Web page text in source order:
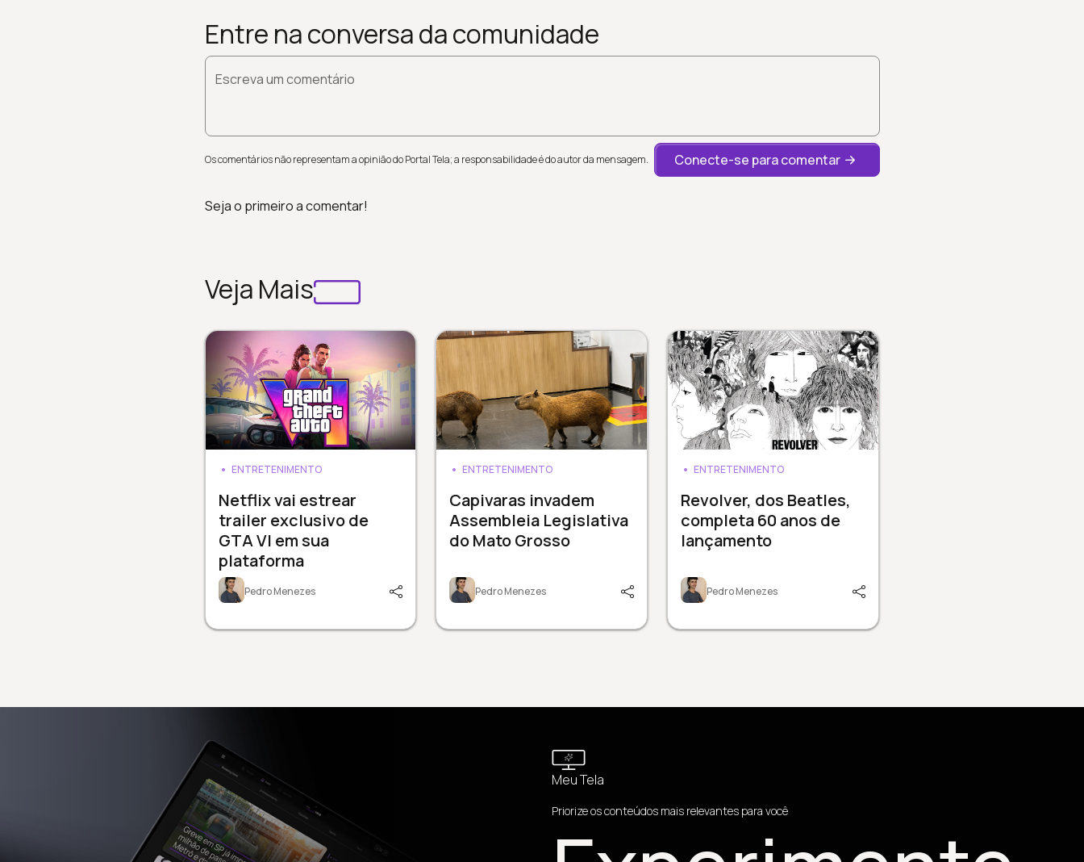
Entre na conversa da comunidade
Escreva um comentário
Os comentários não representam a opinião do Portal Tela; a responsabilidade é do autor da mensagem. Conecte-se para comentar
Seja o primeiro a comentar!
Veja Mais
ENTRETENIMENTO
Netflix vai estrear
trailer exclusivo de
GTA VI em sua
plataforma
Pedro Menezes
ENTRETENIMENTO
Capivaras invadem
Assembleia Legislativa
do Mato Grosso
Pedro Menezes
ENTRETENIMENTO
Revolver, dos Beatles,
completa 60 anos de
lançamento
Pedro Menezes
Meu Tela
Priorize os conteúdos mais relevantes para você